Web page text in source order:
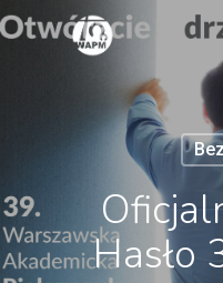
Skip
Hasło